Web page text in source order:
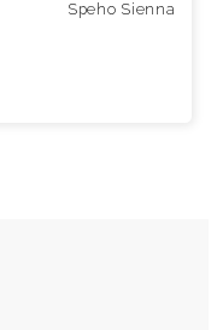
Speho Sienna